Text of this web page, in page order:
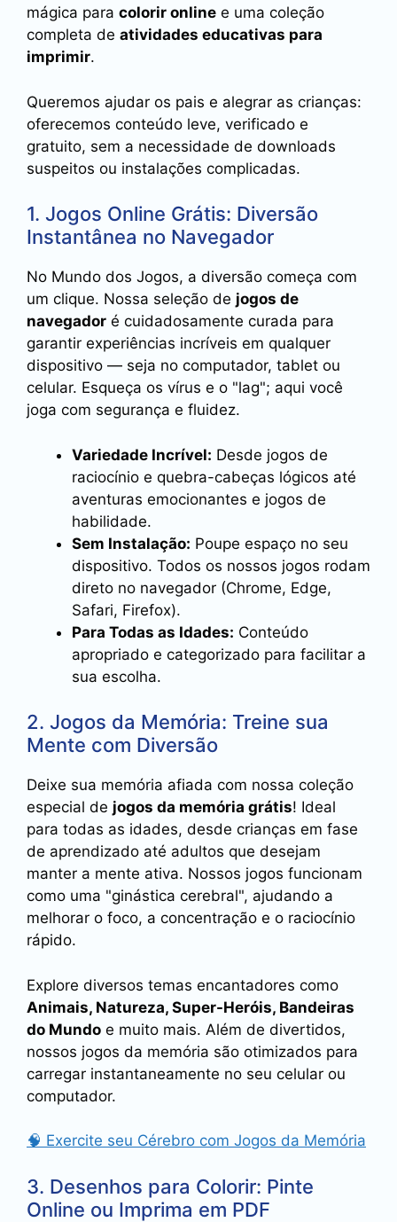
mágica para colorir online e uma coleção
completa de atividades educativas para
imprimir.
Queremos ajudar os pais e alegrar as crianças:
oferecemos conteúdo leve, verificado e
gratuito, sem a necessidade de downloads
suspeitos ou instalações complicadas.
1. Jogos Online Grátis: Diversão
Instantânea no Navegador
No Mundo dos Jogos, a diversão começa com
um clique. Nossa seleção de jogos de
navegador é cuidadosamente curada para
garantir experiências incríveis em qualquer
dispositivo — seja no computador, tablet ou
celular. Esqueça os vírus e o "lag"; aqui você
joga com segurança e fluidez.
Variedade Incrível: Desde jogos de
raciocínio e quebra-cabeças lógicos até
aventuras emocionantes e jogos de
habilidade.
Sem Instalação: Poupe espaço no seu
dispositivo. Todos os nossos jogos rodam
direto no navegador (Chrome, Edge,
Safari, Firefox).
Para Todas as Idades: Conteúdo
apropriado e categorizado para facilitar a
sua escolha.
2. Jogos da Memória: Treine sua
Mente com Diversão
Deixe sua memória afiada com nossa coleção
especial de jogos da memória grátis! Ideal
para todas as idades, desde crianças em fase
de aprendizado até adultos que desejam
manter a mente ativa. Nossos jogos funcionam
como uma "ginástica cerebral", ajudando a
melhorar o foco, a concentração e o raciocínio
rápido.
Explore diversos temas encantadores como
Animais, Natureza, Super-Heróis, Bandeiras
do Mundo e muito mais. Além de divertidos,
nossos jogos da memória são otimizados para
carregar instantaneamente no seu celular ou
computador.
🧠 Exercite seu Cérebro com Jogos da Memória
3. Desenhos para Colorir: Pinte
Online ou Imprima em PDF